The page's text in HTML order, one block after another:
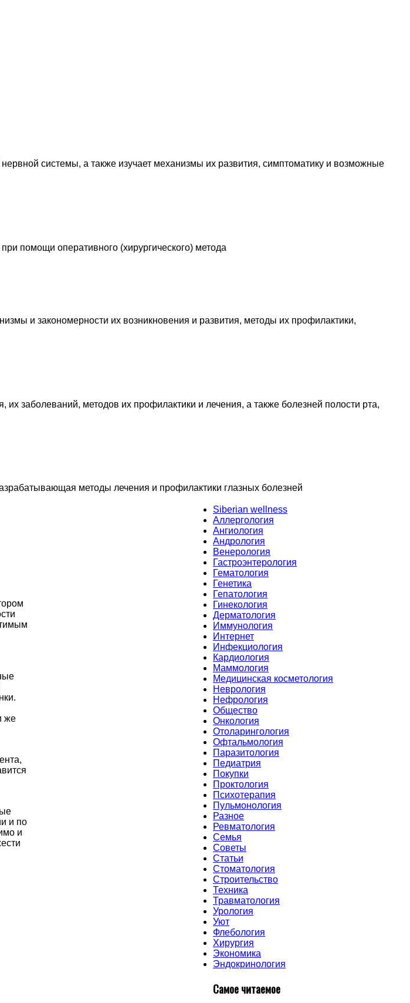
системы, а также изучает механизмы их развития, симптоматику и возможные
помощи оперативного (хирургического) метода
и закономерности их возникновения и развития, методы их профилактики,
заболеваний, методов их профилактики и лечения, а также болезней полости рта,
методы лечения и профилактики глазных болезней
же
и по
и
Siberian wellness
Аллергология
Ангиология
Андрология
Венерология
Гастроэнтерология
Гематология
Генетика
Гепатология
Гинекология
Дерматология
Иммунология
Интернет
Инфекциология
Кардиология
Маммология
Медицинская косметология
Неврология
Нефрология
Общество
Онкология
Отоларингология
Офтальмология
Паразитология
Педиатрия
Покупки
Проктология
Психотерапия
Пульмонология
Разное
Ревматология
Семья
Советы
Статьи
Стоматология
Строительство
Техника
Травматология
Урология
Уют
Флебология
Хирургия
Экономика
Эндокринология
Самое читаемое